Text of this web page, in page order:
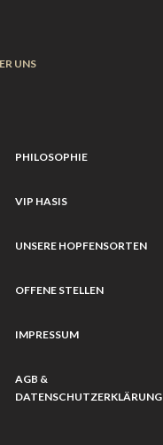
UNS
PHILOSOPHIE
VIP HASIS
UNSERE HOPFENSORTEN
OFFENE STELLEN
IMPRESSUM
AGB &
DATENSCHUTZERKLÄRUNG